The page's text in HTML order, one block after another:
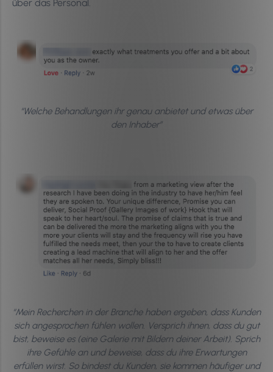
über das Personal.
“Welche Behandlungen ihr genau anbietet und etwas über
den Inhaber”
“Mein Recherchen in der Branche haben ergeben, dass Kunden
sich angesprochen fühlen wollen. Versprich ihnen, dass du gut
bist, beweise es (eine Galerie mit Bildern deiner Arbeit). Sprich
ihre Gefühle an und beweise, dass du ihre Erwartungen
erfüllen wirst. So bindest du Kunden, sie kommen häufiger und